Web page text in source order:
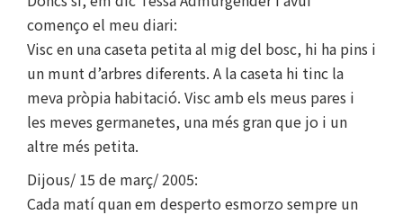
començo el meu diari:
Visc en una caseta petita al mig del bosc, hi ha pins i
un munt d’arbres diferents. A la caseta hi tinc la
meva pròpia habitació. Visc amb els meus pares i
les meves germanetes, una més gran que jo i un
altre més petita.
Dijous/ 15 de març/ 2005:
Cada matí quan em desperto esmorzo sempre un